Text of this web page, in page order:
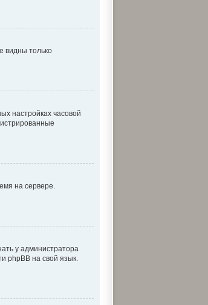
видны только
настройках часовой
на сервере.
у администратора
phpBB на свой язык.